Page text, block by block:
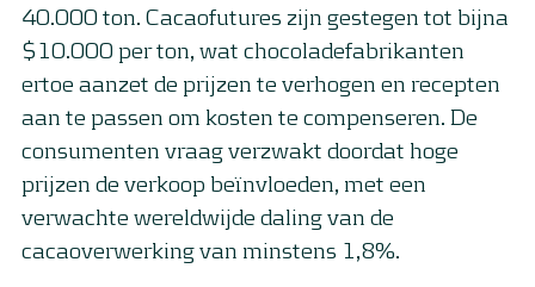
40.000 ton. Cacaofutures zijn gestegen tot bijna
$10.000 per ton, wat chocoladefabrikanten
ertoe aanzet de prijzen te verhogen en recepten
aan te passen om kosten te compenseren. De
consumenten vraag verzwakt doordat hoge
prijzen de verkoop beïnvloeden, met een
verwachte wereldwijde daling van de
cacaoverwerking van minstens 1,8%.